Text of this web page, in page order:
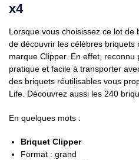
x4
Lorsque vous choisissez ce lot de
de découvrir les célèbres briquets
marque Clipper. En effet, reconnu
pratique et facile à transporter
des briquets réutilisables vous
Life. Découvrez aussi les 240
En quelques mots :
Briquet Clipper
Format : grand